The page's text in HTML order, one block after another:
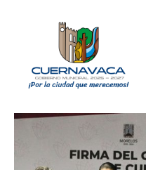
Gobierno